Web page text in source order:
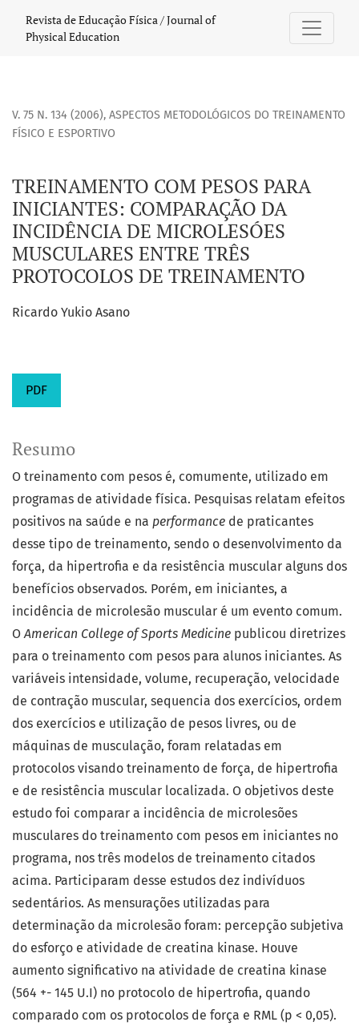
TREINAMENTO COM PESOS PARA INICIANTES:
Revista de Educação Física / Journal of
Physical Education
V. 75 N. 134 (2006), ASPECTOS METODOLÓGICOS DO TREINAMENTO
FÍSICO E ESPORTIVO
TREINAMENTO COM PESOS PARA
INICIANTES: COMPARAÇÃO DA
INCIDÊNCIA DE MICROLESÓES
MUSCULARES ENTRE TRÊS
PROTOCOLOS DE TREINAMENTO
Ricardo Yukio Asano
PDF
Resumo
O treinamento com pesos é, comumente, utilizado em
programas de atividade física. Pesquisas relatam efeitos
positivos na saúde e na performance de praticantes
desse tipo de treinamento, sendo o desenvolvimento da
força, da hipertrofia e da resistência muscular alguns dos
benefícios observados. Porém, em iniciantes, a
incidência de microlesão muscular é um evento comum.
OAmerican College of Sports Medicine publicou diretrizes
para o treinamento com pesos para alunos iniciantes. As
variáveis intensidade, volume, recuperação, velocidade
de contração muscular, sequencia dos exercícios, ordem
dos exercícios e utilização de pesos livres, ou de
máquinas de musculação, foram relatadas em
protocolos visando treinamento de força, de hipertrofia
e de resistência muscular localizada. O objetivos deste
estudo foi comparar a incidência de microlesões
musculares do treinamento com pesos em iniciantes no
programa, nos três modelos de treinamento citados
acima. Participaram desse estudos dez indivíduos
sedentários. As mensurações utilizadas para
determinação da microlesão foram: percepção subjetiva
do esforço e atividade de creatina kinase. Houve
aumento significativo na atividade de creatina kinase
(564 +- 145 U.I) no protocolo de hipertrofia, quando
comparado com os protocolos de força e RML (p < 0,05).